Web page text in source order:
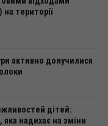
території
активно долучилися
дітей:
яка надихає на зміни